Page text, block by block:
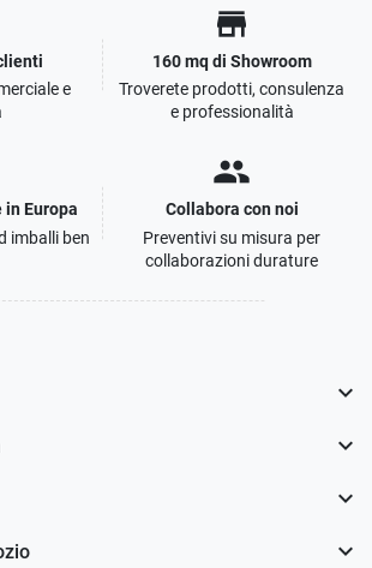
e
store
160 mq di Showroom
Troverete prodotti, consulenza
e professionalità
in Europa
imballi ben
people
Collabora con noi
Preventivi su misura per
collaborazioni durature



